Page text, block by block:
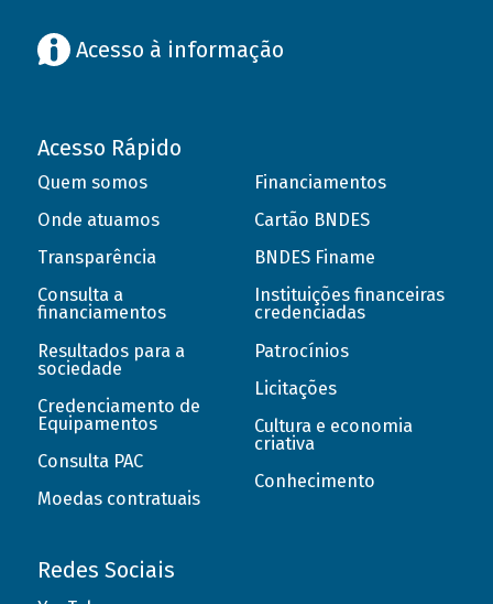
Acesso à informação
Acesso Rápido
Quem somos
Onde atuamos
Transparência
Consulta a
financiamentos
Resultados para a
sociedade
Credenciamento de
Equipamentos
Consulta PAC
Moedas contratuais
Financiamentos
Cartão BNDES
BNDES Finame
Instituições financeiras
credenciadas
Patrocínios
Licitações
Cultura e economia
criativa
Conhecimento
Redes Sociais